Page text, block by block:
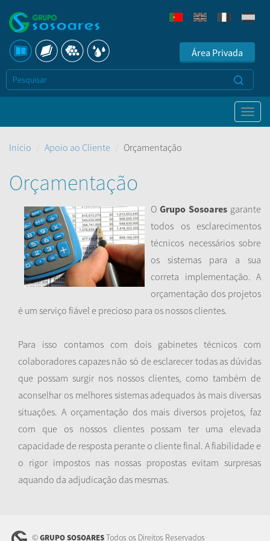
Área Privada
Início Apoio ao Cliente Orçamentação
Orçamentação
O Grupo Sosoares garante
todos os esclarecimentos
técnicos necessários sobre
os sistemas para a sua
correta implementação. A
orçamentação dos projetos
é um serviço fiável e precioso para os nossos clientes.
Para isso contamos com dois gabinetes técnicos com
colaboradores capazes não só de esclarecer todas as dúvidas
que possam surgir nos nossos clientes, como também de
aconselhar os melhores sistemas adequados às mais diversas
situações. A orçamentação dos mais diversos projetos, faz
com que os nossos clientes possam ter uma elevada
capacidade de resposta perante o cliente final. A fiabilidade e
o rigor impostos nas nossas propostas evitam surpresas
aquando da adjudicação das mesmas.
©GRUPO SOSOARESTodos os Direitos Reservados